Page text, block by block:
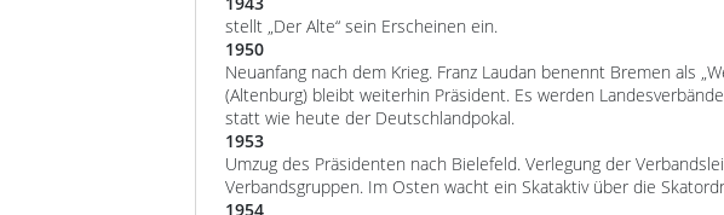
stellt „Der Alte“ sein Erscheinen ein.
1950
Neuanfang nach dem Krieg. Franz Laudan benennt Bremen als
(Altenburg) bleibt weiterhin Präsident. Es werden
statt wie heute der Deutschlandpokal.
1953
Umzug des Präsidenten nach Bielefeld. Verlegung der
Verbandsgruppen. Im Osten wacht ein Skataktiv über die
1954